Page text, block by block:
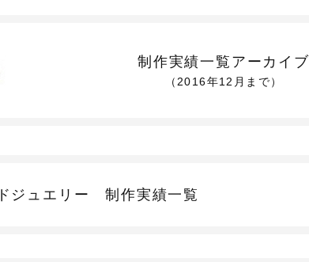
制作実績一覧アーカイブ
（2016年12月まで）
ジュエリー制作実績一覧